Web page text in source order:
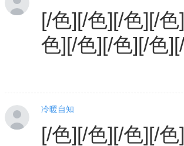
[/色][/色][/色][/
色][/色][/色][/色
冷暖自知
[/色][/色][/色][/